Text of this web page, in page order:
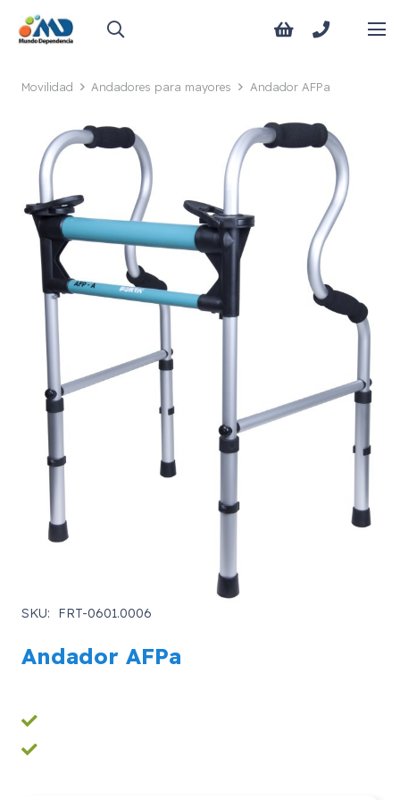
Movilidad Andadores para mayores Andador AFPa
SKU: FRT-0601.0006
Andador AFPa